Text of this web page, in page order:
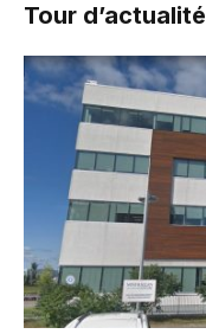
Tour d’actualité